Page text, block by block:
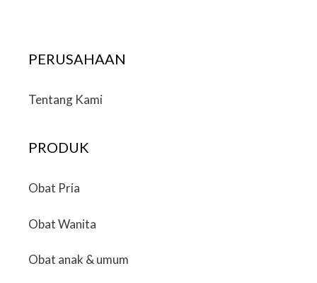
PERUSAHAAN
Tentang Kami
PRODUK
Obat Pria
Obat Wanita
Obat anak & umum